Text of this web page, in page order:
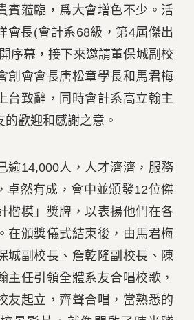
賓蒞臨，爲大會增色不少。活
會長(會計系68級，第4屆傑出
序幕，接下來邀請董保城副校
創會會長唐松章學長和馬君梅
台致辭，同時會計系高立翰主
歡迎和感謝之意。
逾14,000人，人才濟濟，服務
卓然有成，會中並頒發12位傑
楷模」獎牌，以表揚他們在各
在頒獎儀式結束後，由馬君梅
城副校長、詹乾隆副校長、陳
主任引領全體系友合唱校歌，
友起立，齊聲合唱，當熟悉的